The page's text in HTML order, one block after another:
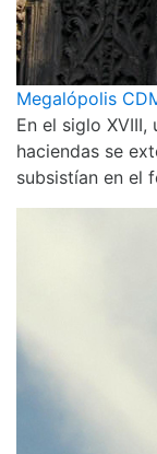
Megalópolis
En el siglo
haciendas se
subsistían en el